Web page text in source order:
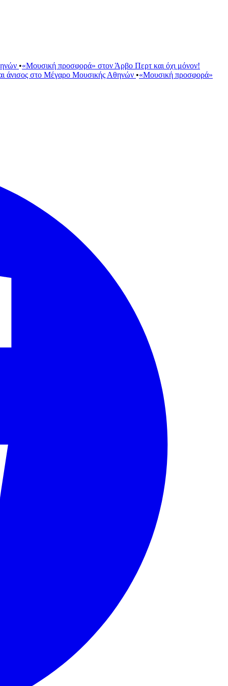
•«Μουσική προσφορά» στον Άρβο Περτ και όχι μόνον!
άνισος στο Μέγαρο Μουσικής Αθηνών •«Μουσική προσφορά»